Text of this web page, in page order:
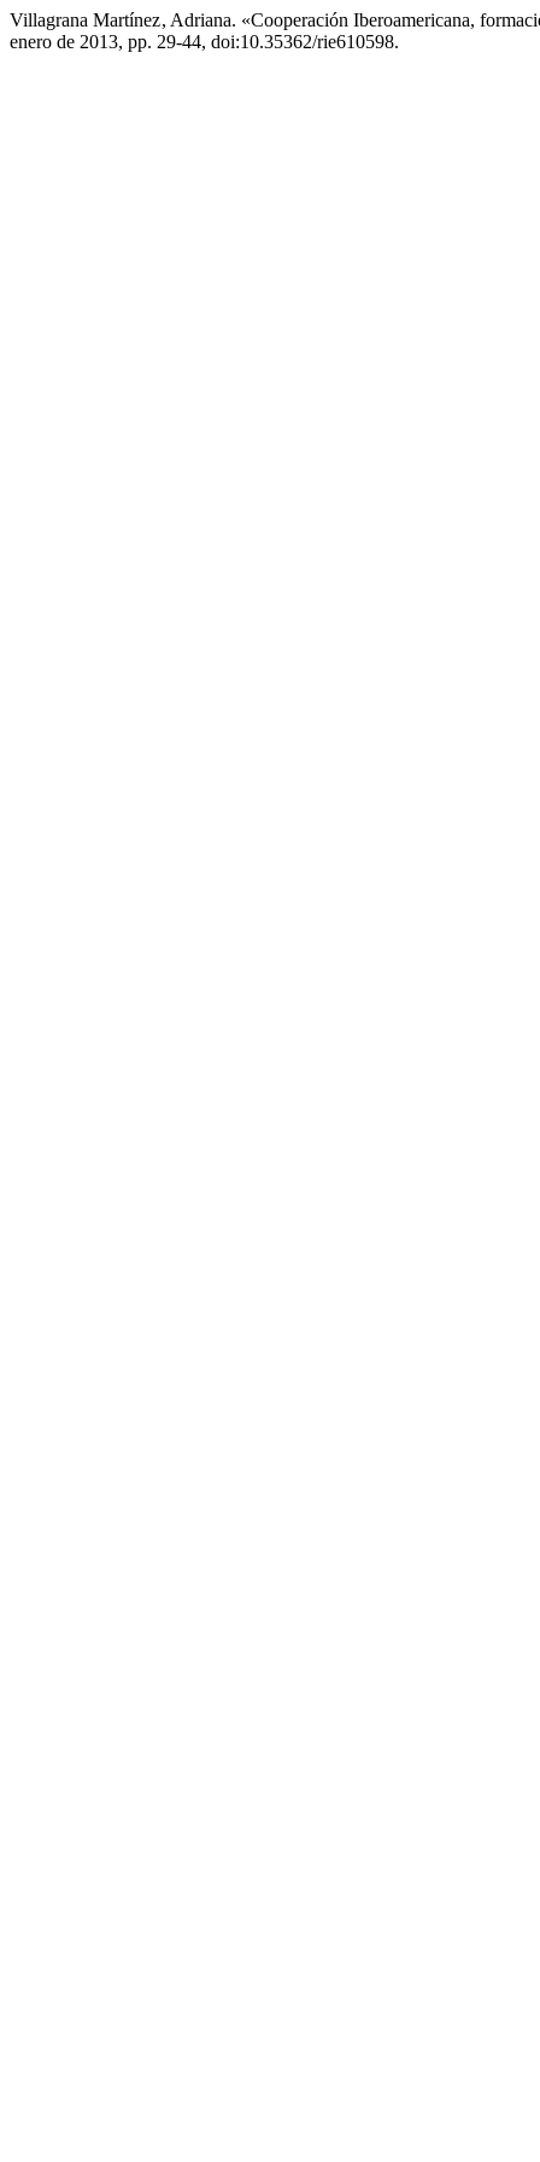
Villagrana Martínez , Adriana. «Cooperación Iberoamericana,
enero de 2013, pp. 29-44, doi:10.35362/rie610598.